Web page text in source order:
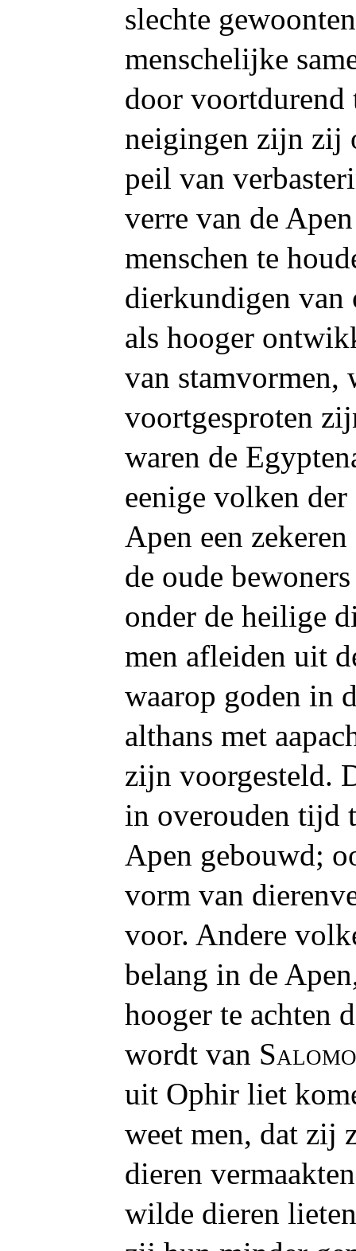
slechte
menschelijke
door voortdurend
neigingen zijn zij
peil van
verre van de
menschen te
dierkundigen van
als hooger
van stamvormen,
voortgesproten
waren de
eenige volken
Apen een
de oude
onder de heilige
men afleiden uit
waarop goden in
althans met
zijn voorgesteld.
in overouden tijd
Apen gebouwd;
vorm van
voor. Andere
belang in de
hooger te achten
wordt van Salomo
uit Ophir liet
weet men, dat zij
dieren
wilde dieren